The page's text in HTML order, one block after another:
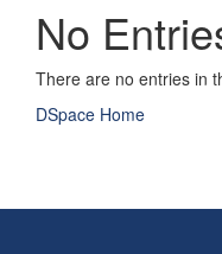
No
There are no entries in
DSpace Home